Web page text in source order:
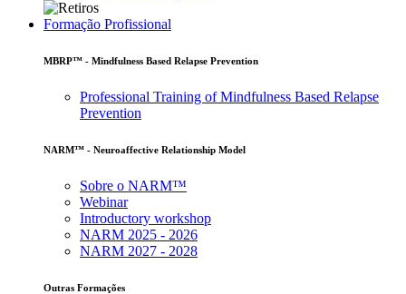
Formação Profissional
MBRP™ - Mindfulness Based Relapse Prevention
Professional Training of Mindfulness Based Relapse
Prevention
NARM™ - Neuroaffective Relationship Model
Sobre o NARM™
Webinar
Introductory workshop
NARM 2025 - 2026
NARM 2027 - 2028
Outras Formações